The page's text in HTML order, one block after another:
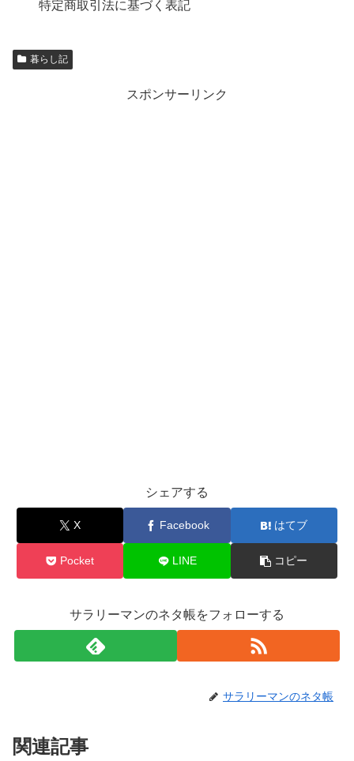
特定商取引法に基づく表記
暮らし記
スポンサーリンク
シェアする
X Facebook はてブ
Pocket LINE コピー
サラリーマンのネタ帳をフォローする
サラリーマンのネタ帳
関連記事